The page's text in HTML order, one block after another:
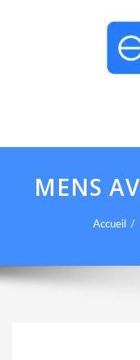
MENS
Accueil